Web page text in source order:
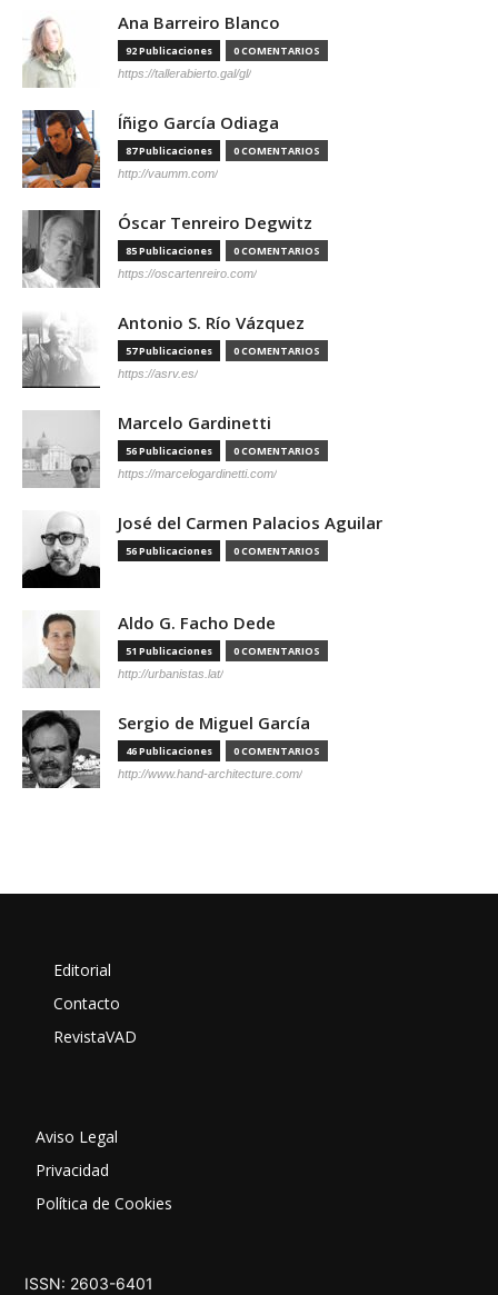
Ana Barreiro Blanco
92 Publicaciones 0 COMENTARIOS
https://tallerabierto.gal/gl/
Íñigo García Odiaga
87 Publicaciones 0 COMENTARIOS
http://vaumm.com/
Óscar Tenreiro Degwitz
85 Publicaciones 0 COMENTARIOS
https://oscartenreiro.com/
Antonio S. Río Vázquez
57 Publicaciones 0 COMENTARIOS
https://asrv.es/
Marcelo Gardinetti
56 Publicaciones 0 COMENTARIOS
https://marcelogardinetti.com/
José del Carmen Palacios Aguilar
56 Publicaciones 0 COMENTARIOS
Aldo G. Facho Dede
51 Publicaciones 0 COMENTARIOS
http://urbanistas.lat/
Sergio de Miguel García
46 Publicaciones 0 COMENTARIOS
http://www.hand-architecture.com/
Editorial
Contacto
RevistaVAD
Aviso Legal
Privacidad
Política de Cookies
ISSN: 2603-6401